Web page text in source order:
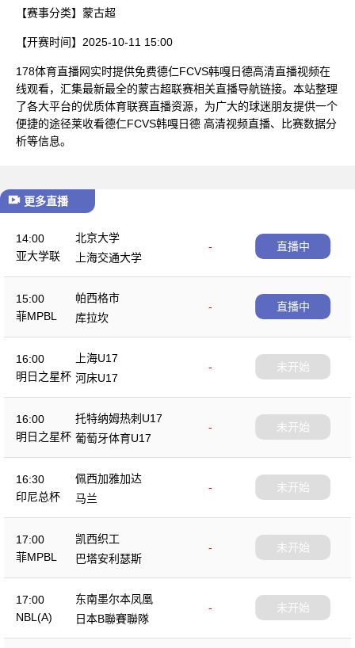
【赛事分类】 蒙古超
【开赛时间】 2025-10-11 15:00
178体育直播网实时提供免费德仁FCVS韩嘎日德高清直播视频在
线观看，汇集最新最全的蒙古超联赛相关直播导航链接。本站整理
了各大平台的优质体育联赛直播资源，为广大的球迷朋友提供一个
便捷的途径莱收看德仁FCVS韩嘎日德 高清视频直播、比赛数据分
析等信息。
更多直播
14:00
亚大学联
北京大学
-
上海交通大学
直播中
15:00
菲MPBL
帕西格市
-
库拉坎
直播中
16:00
明日之星杯
上海U17
-
河床U17
未开始
16:00
明日之星杯
托特纳姆热刺U17
-
葡萄牙体育U17
未开始
16:30
印尼总杯
佩西加雅加达
-
马兰
未开始
17:00
菲MPBL
凯西织工
-
巴塔安利瑟斯
未开始
17:00
NBL(A)
东南墨尔本凤凰
-
日本B聯賽聯隊
未开始